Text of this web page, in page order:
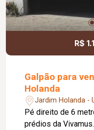
R$
Galpão para
Holanda
Jardim Holanda -
Pé direito de 6
prédios da